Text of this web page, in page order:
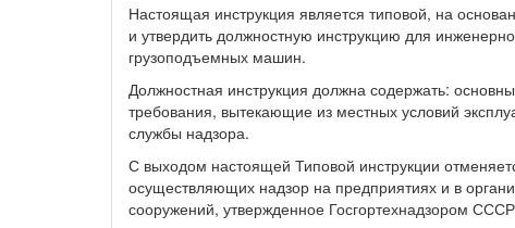
Настоящая инструкция является типовой, на
и утвердить должностную инструкцию для
грузоподъемных машин.
Должностная инструкция должна содержать:
требования, вытекающие из местных условий
службы надзора.
С выходом настоящей Типовой инструкции
осуществляющих надзор на предприятиях и в
сооружений, утвержденное Госгортехнадзором